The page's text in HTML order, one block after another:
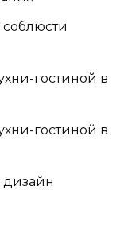
гостиной в
гостиной в
дизайн